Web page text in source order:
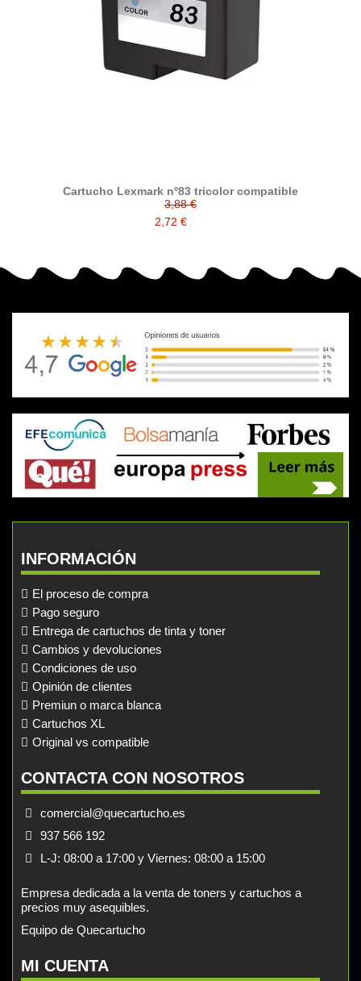
Cartucho Lexmark nº83 tricolor compatible
3,88 €
2,72 €
INFORMACIÓN
El proceso de compra
Pago seguro
Entrega de cartuchos de tinta y toner
Cambios y devoluciones
Condiciones de uso
Opinión de clientes
Premiun o marca blanca
Cartuchos XL
Original vs compatible
CONTACTA CON NOSOTROS
comercial@quecartucho.es
937 566 192
L-J: 08:00 a 17:00 y Viernes: 08:00 a 15:00
Empresa dedicada a la venta de toners y cartuchos a
precios muy asequibles.
Equipo de Quecartucho
MI CUENTA